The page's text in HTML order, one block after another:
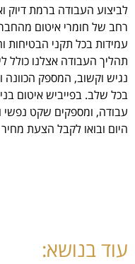
לביצוע העבודה ברמת דיוק
רחב של חומרי איטום
עמידות בכל תקני הבטיחות
תהליך העבודה אצלנו כולל
נגיש וקשוב, המספק הכוונה
בכל שלב. בפייביש איטום
עבודה, ומספקים שקט נפשי
היום ובואו לקבל הצעת
עוד בנושא: